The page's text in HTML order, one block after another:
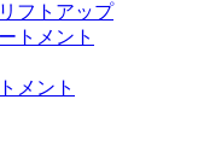
フトアップ
トメント
メント